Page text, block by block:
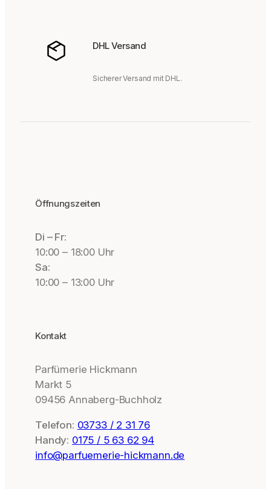
DHL Versand
Sicherer Versand mit DHL.
Öffnungszeiten
Di – Fr:
10:00 – 18:00 Uhr
Sa:
10:00 – 13:00 Uhr
Kontakt
Parfümerie Hickmann
Markt 5
09456 Annaberg-Buchholz
Telefon: 03733 / 2 31 76
Handy: 0175 / 5 63 62 94
info@parfuemerie-hickmann.de